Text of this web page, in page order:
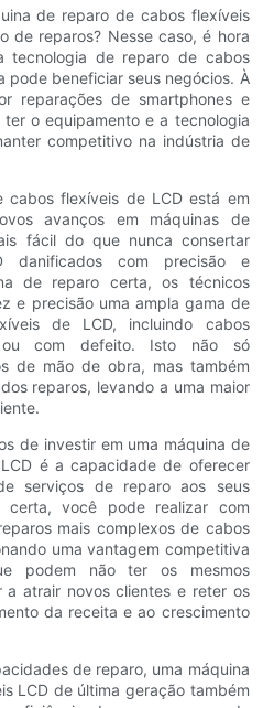
de reparo de cabos flexíveis
de reparos? Nesse caso, é hora
tecnologia de reparo de cabos
pode beneficiar seus negócios. À
reparações de smartphones e
o equipamento e a tecnologia
competitivo na indústria de
cabos flexíveis de LCD está em
avanços em máquinas de
fácil do que nunca consertar
danificados com precisão e
de reparo certa, os técnicos
e precisão uma ampla gama de
de LCD, incluindo cabos
ou com defeito. Isto não só
de mão de obra, mas também
reparos, levando a uma maior
de investir em uma máquina de
é a capacidade de oferecer
serviços de reparo aos seus
certa, você pode realizar com
mais complexos de cabos
uma vantagem competitiva
podem não ter os mesmos
a atrair novos clientes e reter os
da receita e ao crescimento
de reparo, uma máquina
LCD de última geração também